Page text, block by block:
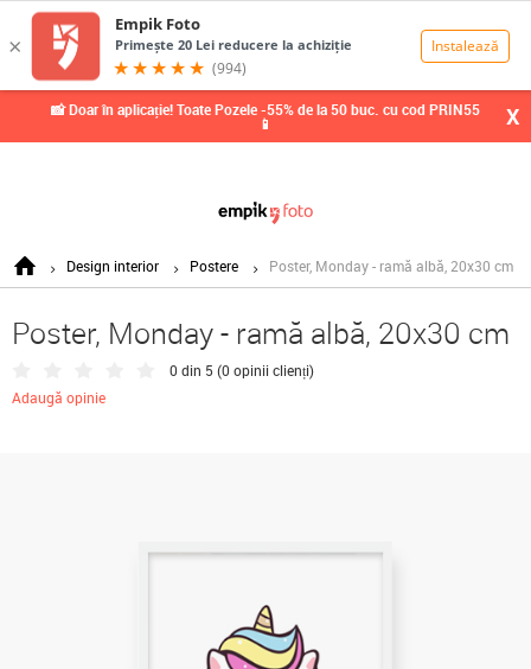
📸 Doar în aplicație! Toate Pozele -55% de la 50 buc. cu cod PRIN55
📱 X
Design interior Postere Poster, Monday - ramă albă, 20x30 cm
Poster, Monday - ramă albă, 20x30 cm
0 din 5 (0 opinii clienți)
Adaugă opinie